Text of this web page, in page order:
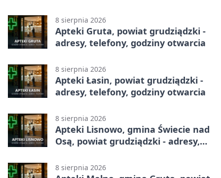
8 sierpnia 2026
Apteki Gruta, powiat grudziądzki -
adresy, telefony, godziny otwarcia
8 sierpnia 2026
Apteki Łasin, powiat grudziądzki -
adresy, telefony, godziny otwarcia
8 sierpnia 2026
Apteki Lisnowo, gmina Świecie nad
Osą, powiat grudziądzki - adresy,
8 sierpnia 2026